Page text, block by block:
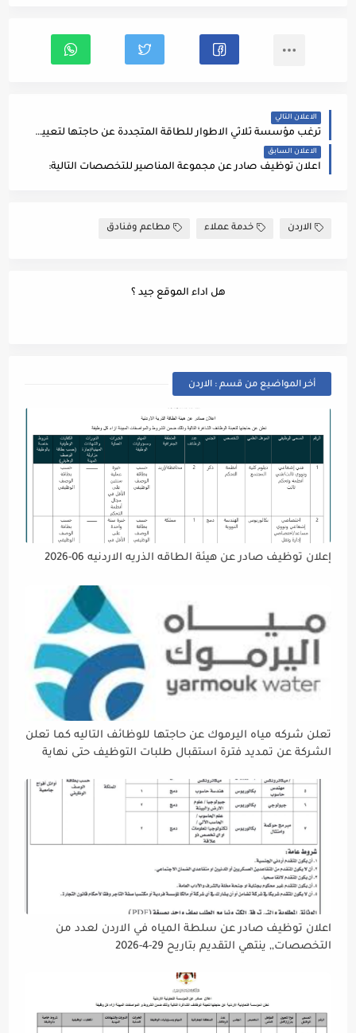
الاعلان التالي
ترغب مؤسسة ثلاثي الاطوار للطاقة المتجددة عن حاجتها لتعيين مهندس / مهندسة مبيعات
الاعلان السابق
اعلان توظيف صادر عن مجموعة المناصير للتخصصات التالية:
الاردن خدمة عملاء مطاعم وفنادق
هل اداء الموقع جيد ؟
أخر المواضيع من قسم : الاردن
إعلان توظيف صادر عن هيئة الطاقه الذريه الاردنيه 06-2026
تعلن شركه مياه اليرموك عن حاجتها للوظائف التاليه كما تعلن
الشركة عن تمديد فترة استقبال طلبات التوظيف حتى نهاية
إتاحة الفرصة الكافية أمام الجميع لاستكمال إجراءات التقديم.
اعلان توظيف صادر عن سلطة المياه في الاردن لعدد من
التخصصات,, ينتهي التقديم بتاريح 29-4-2026